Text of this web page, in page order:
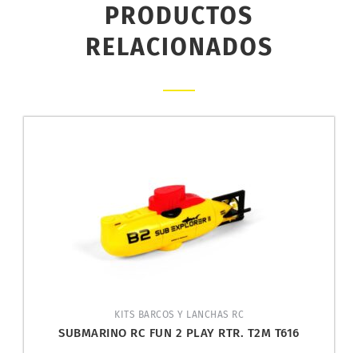
PRODUCTOS
RELACIONADOS
KITS BARCOS Y LANCHAS RC
SUBMARINO RC FUN 2 PLAY RTR. T2M T616